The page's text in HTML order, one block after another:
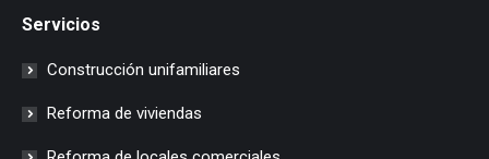
Servicios
Construcción unifamiliares
Reforma de viviendas